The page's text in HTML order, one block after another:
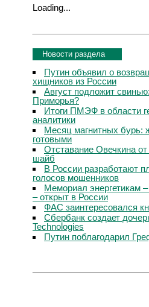
Loading...
Новости раздела
Путин объявил о
хищников из России
Август подложит
Приморья?
Итоги ПМЭФ в области
аналитики
Месяц магнитных бурь:
готовыми
Отставание Овечкина
шайб
В России разработают
голосов мошенников
Мемориал энергетикам
– открыт в России
ФАС заинтересовался
Сбербанк создает
Technologies
Путин поблагодарил